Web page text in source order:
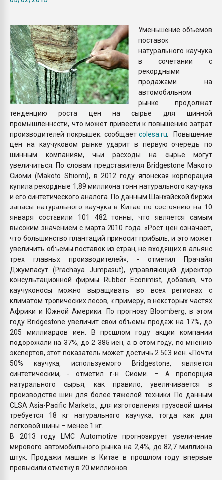
Уменьшение объемов
поставок
натурального каучука
в сочетании с
рекордными
продажами на
автомобильном
рынке продолжат
тенденцию роста цен на сырье для шинной
промышленности, что может привести к повышению затрат
производителей покрышек, сообщаетcolesa.ru . Повышение
цен на каучуковом рынке ударит в первую очередь по
шинным компаниям, чьи расходы на сырье могут
увеличиться. По словам представителя Bridgestone Макото
Сиоми (Makoto Shiomi), в 2012 году японская корпорация
купила рекордные 1,89 миллиона тонн натурального каучука
и его синтетического аналога. По данным Шанхайской биржи
запасы натурального каучука в Китае по состоянию на 10
января составили 101 482 тонны, что является самым
высоким значением с марта 2010 года. «Рост цен означает,
что большинство плантаций приносит прибыль, и это может
увеличить объемы поставок из стран, не входящих в альянс
трех главных производителей», - отметил Прачайя
Джумпасут (Prachaya Jumpasut), управляющий директор
консультационной фирмы Rubber Econimist, добавив, что
каучуконосы можно выращивать во всех регионах с
климатом тропических лесов, к примеру, в некоторых частях
Африки и Южной Америки. По прогнозу Bloomberg, в этом
году Bridgestone увеличит свои объемы продаж на 17%, до
205 миллиардов иен. В прошлом году акции компании
подорожали на 37%, до 2 385 иен, а в этом году, по мнению
экспертов, этот показатель может достичь 2 503 иен. «Почти
50% каучука, используемого Bridgestone, является
синтетическим, - отметил г-н Сиоми. – А пропорция
натурального сырья, как правило, увеличивается в
производстве шин для более тяжелой техники. По данным
CLSA Asia-Pacific Markets., для изготовления грузовой шины
требуется 18 кг натурального каучука, тогда как для
легковой шины – менее 1 кг.
В 2013 году LMC Automotive прогнозирует увеличение
мирового автомобильного рынка на 2,4%, до 82,7 миллиона
штук. Продажи машин в Китае в прошлом году впервые
превысили отметку в 20 миллионов.